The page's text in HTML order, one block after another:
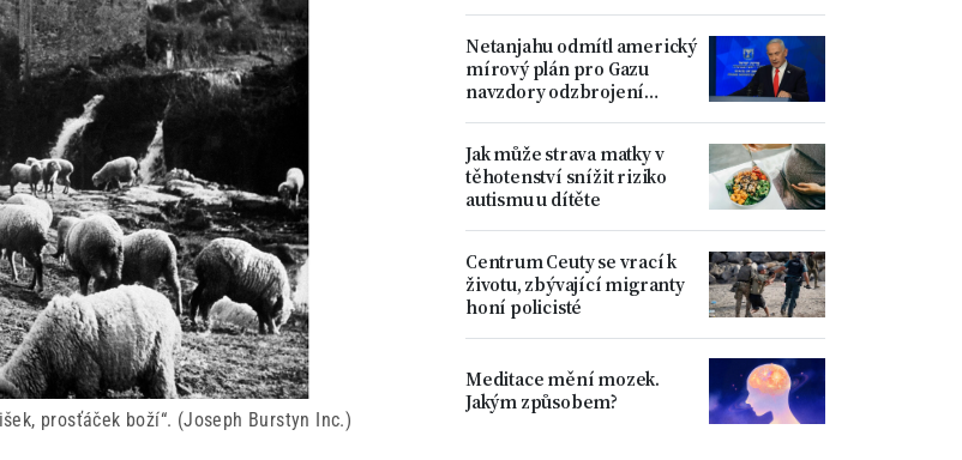
prosťáček boží“. (Joseph Burstyn Inc.)
Netanjahu odmítl americký
mírový plán pro Gazu
navzdory odzbrojení
Jak může strava matky v
těhotenství snížit riziko
autismu u dítěte
Centrum Ceuty se vrací k
životu, zbývající migranty
honí policisté
Meditace mění mozek.
Jakým způsobem?